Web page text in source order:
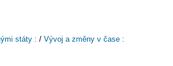
státy : / Vývoj a změny v čase :